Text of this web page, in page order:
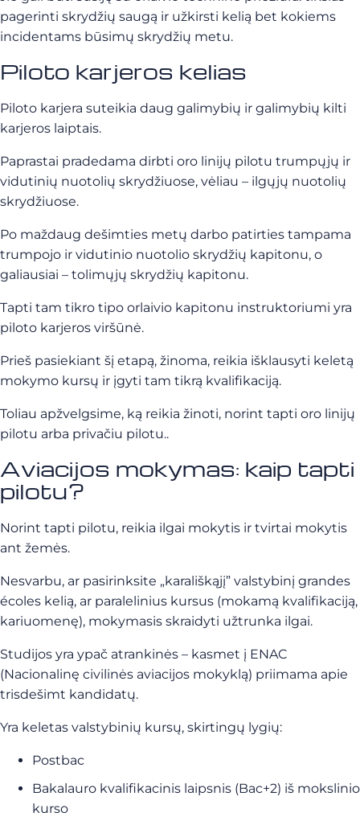
pagerinti skrydžių saugą ir užkirsti kelią bet kokiems
incidentams būsimų skrydžių metu.
Piloto karjeros kelias
Piloto karjera suteikia daug galimybių ir galimybių kilti
karjeros laiptais.
Paprastai pradedama dirbti oro linijų pilotu trumpųjų ir
vidutinių nuotolių skrydžiuose, vėliau – ilgųjų nuotolių
skrydžiuose.
Po maždaug dešimties metų darbo patirties tampama
trumpojo ir vidutinio nuotolio skrydžių kapitonu, o
galiausiai – tolimųjų skrydžių kapitonu.
Tapti tam tikro tipo orlaivio kapitonu instruktoriumi yra
piloto karjeros viršūnė.
Prieš pasiekiant šį etapą, žinoma, reikia išklausyti keletą
mokymo kursų ir įgyti tam tikrą kvalifikaciją.
Toliau apžvelgsime, ką reikia žinoti, norint tapti oro linijų
pilotu arba privačiu pilotu..
Aviacijos mokymas: kaip tapti
pilotu?
Norint tapti pilotu, reikia ilgai mokytis ir tvirtai mokytis
ant žemės.
Nesvarbu, ar pasirinksite „karališkąjį” valstybinį grandes
écoles kelią, ar paralelinius kursus (mokamą kvalifikaciją,
kariuomenę), mokymasis skraidyti užtrunka ilgai.
Studijos yra ypač atrankinės – kasmet į ENAC
(Nacionalinę civilinės aviacijos mokyklą) priimama apie
trisdešimt kandidatų.
Yra keletas valstybinių kursų, skirtingų lygių:
Postbac
Bakalauro kvalifikacinis laipsnis (Bac+2) iš mokslinio
kurso